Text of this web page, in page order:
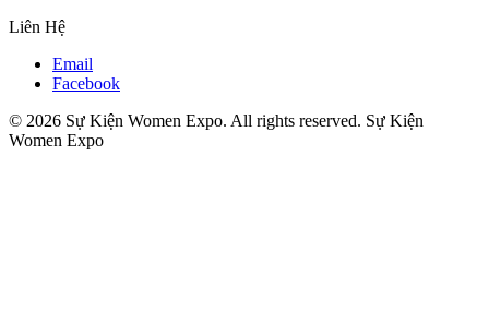
Liên Hệ
Email
Facebook
© 2026 Sự Kiện Women Expo. All rights reserved. Sự Kiện
Women Expo